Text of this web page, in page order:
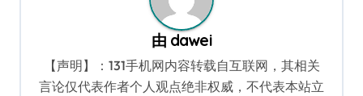
由 dawei
【声明】：131手机网内容转载自互联网，其相关
言论仅代表作者个人观点绝非权威，不代表本站立